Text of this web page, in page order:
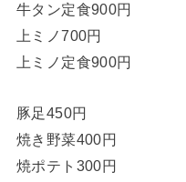
牛タン定食900円
上ミノ700円
上ミノ定食900円
豚足450円
焼き野菜400円
焼ポテト300円